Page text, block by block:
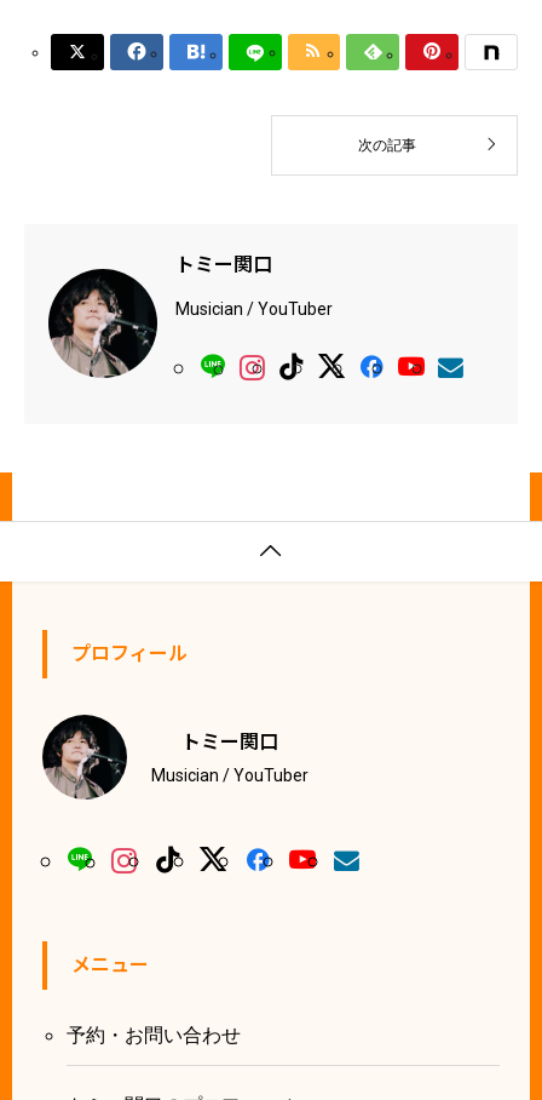
     
次の記事
トミー関口
Musician / YouTuber

プロフィール
トミー関口
Musician / YouTuber
メニュー
予約・お問い合わせ